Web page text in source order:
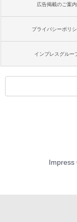
広告掲載のご案内
プライバシーポリ
インプレスグルー
Impress